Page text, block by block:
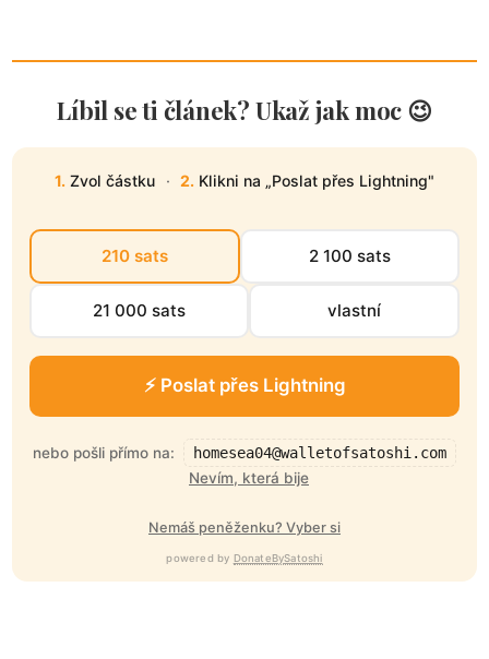
Líbil se ti článek? Ukaž jak moc 😉
1.Zvol částku · 2. Klikni na „Poslat přes Lightning"
210 sats 2 100 sats
21 000 sats vlastní
⚡ Poslat přes Lightning
nebo pošli přímo na:
homesea04@walletofsatoshi.com
Nevím, která bije
Nemáš peněženku? Vyber si
powered by DonateBySatoshi